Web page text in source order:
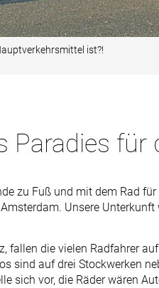
ist?!
für
zu Fuß und mit dem Rad
Unsere
fallen die vielen Radfahrer
sind auf drei Stockwerken
sich vor, die Räder wären